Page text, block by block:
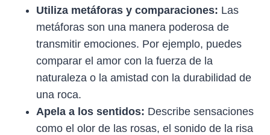
Utiliza metáforas y comparaciones: Las
metáforas son una manera poderosa de
transmitir emociones. Por ejemplo, puedes
comparar el amor con la fuerza de la
naturaleza o la amistad con la durabilidad de
una roca.
Apela a los sentidos: Describe sensaciones
como el olor de las rosas, el sonido de la risa